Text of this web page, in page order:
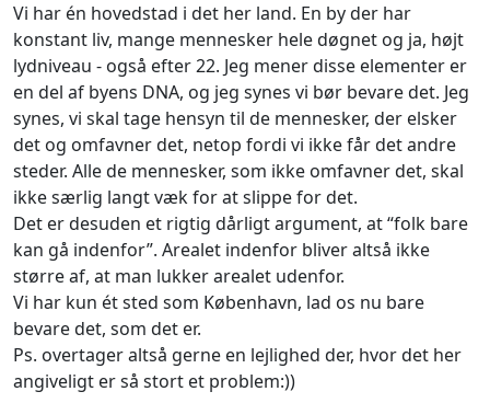
Vi har én hovedstad i det her land. En by der har
konstant liv, mange mennesker hele døgnet og ja, højt
lydniveau - også efter 22. Jeg mener disse elementer er
en del af byens DNA, og jeg synes vi bør bevare det. Jeg
synes, vi skal tage hensyn til de mennesker, der elsker
det og omfavner det, netop fordi vi ikke får det andre
steder. Alle de mennesker, som ikke omfavner det, skal
ikke særlig langt væk for at slippe for det.
Det er desuden et rigtig dårligt argument, at “folk bare
kan gå indenfor”. Arealet indenfor bliver altså ikke
større af, at man lukker arealet udenfor.
Vi har kun ét sted som København, lad os nu bare
bevare det, som det er.
Ps. overtager altså gerne en lejlighed der, hvor det her
angiveligt er så stort et problem:))